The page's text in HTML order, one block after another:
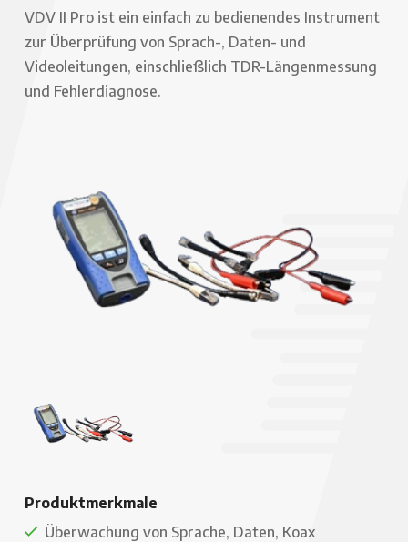
VDV II Pro ist ein einfach zu bedienendes Instrument
zur Überprüfung von Sprach-, Daten- und
Videoleitungen, einschließlich TDR-Längenmessung
und Fehlerdiagnose.
Produktmerkmale
Überwachung von Sprache, Daten, Koax